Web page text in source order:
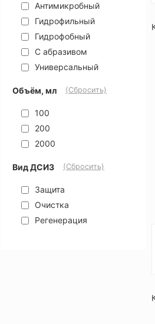
Антимикробный
Гидрофильный
Гидрофобный
С абразивом
Универсальный
Объём, мл (Сбросить)
100
200
2000
Вид ДСИЗ (Сбросить)
Защита
Очистка
Регенерация